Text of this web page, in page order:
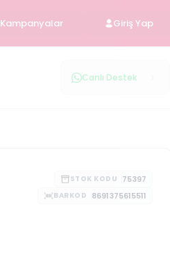
Kampanyalar Giriş Yap
Canlı Destek
STOK KODU 75397
BARKOD 8691375615511